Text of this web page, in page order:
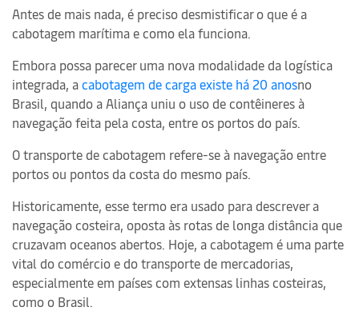
Antes de mais nada, é preciso desmistificar o que é a
cabotagem marítima e como ela funciona.
Embora possa parecer uma nova modalidade da logística
integrada, acabotagem de carga existe há 20 anosno
Brasil, quando a Aliança uniu o uso de contêineres à
navegação feita pela costa, entre os portos do país.
O transporte de cabotagem refere-se à navegação entre
portos ou pontos da costa do mesmo país.
Historicamente, esse termo era usado para descrever a
navegação costeira, oposta às rotas de longa distância que
cruzavam oceanos abertos. Hoje, a cabotagem é uma parte
vital do comércio e do transporte de mercadorias,
especialmente em países com extensas linhas costeiras,
como o Brasil.